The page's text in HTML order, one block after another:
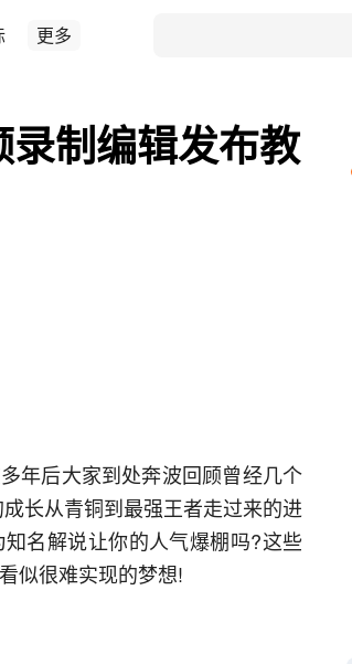
更多
制编辑发布教
年后大家到处奔波回顾曾经几个
长从青铜到最强王者走过来的进
名解说让你的人气爆棚吗?这些
似很难实现的梦想!